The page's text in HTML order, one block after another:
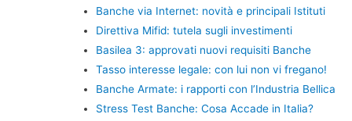
Banche via Internet: novità e principali Istituti
Direttiva Mifid: tutela sugli investimenti
Basilea 3: approvati nuovi requisiti Banche
Tasso interesse legale: con lui non vi fregano!
Banche Armate: i rapporti con l’Industria Bellica
Stress Test Banche: Cosa Accade in Italia?